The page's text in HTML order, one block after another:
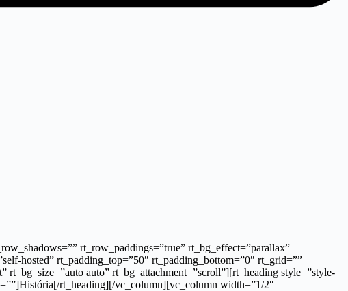
rt_row_paddings=”true” rt_bg_effect=”parallax”
hosted” rt_padding_top=”50″ rt_padding_bottom=”0″ rt_grid=””
auto” rt_bg_attachment=”scroll”][rt_heading style=”style-
rt_heading][/vc_column][vc_column width=”1/2″